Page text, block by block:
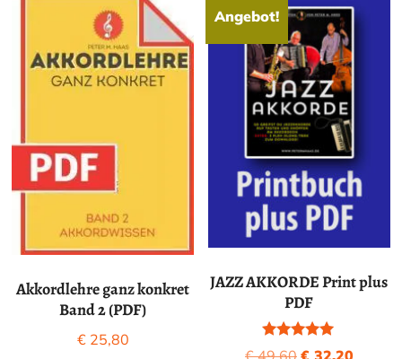
Akkordlehre ganz konkret
Band 2 (PDF)
€25,80
Angebot!
JAZZ AKKORDE Print plus
PDF
Bewertet mit
€49,60 Ursprünglicher
€32,20